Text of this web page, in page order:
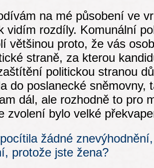
na mé působení ve
vidím rozdíly. Komunální
většinou proto, že vás
straně, za kterou
politickou stranou
do poslanecké sněmovny,
dál, ale rozhodně to pro
zvolení bylo velké
žádné
protože jste žena?